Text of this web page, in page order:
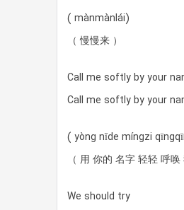
( mànmànlái)
（ 慢慢来 ）
Call me softly by your
Call me softly by your
( yòng nǐde míngzi
（ 用 你的 名字 轻轻 呼唤
We should try